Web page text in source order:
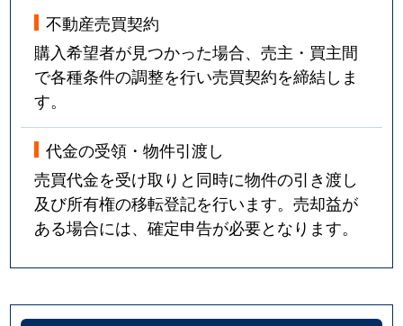
不動産売買契約
購入希望者が見つかった場合、売主・買主間
で各種条件の調整を行い売買契約を締結しま
す。
代金の受領・物件引渡し
売買代金を受け取りと同時に物件の引き渡し
及び所有権の移転登記を行います。売却益が
ある場合には、確定申告が必要となります。